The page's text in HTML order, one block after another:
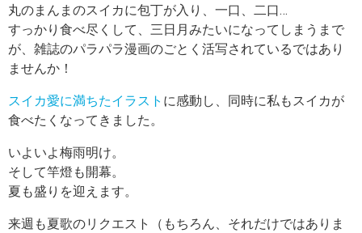
丸のまんまのスイカに包丁が入り、一口、二口…
すっかり食べ尽くして、三日月みたいになってしまうまで
が、雑誌のパラパラ漫画のごとく活写されているではあり
ませんか！
スイカ愛に満ちたイラスト に感動し、同時に私もスイカが
食べたくなってきました。
いよいよ梅雨明け。
そして竿燈も開幕。
夏も盛りを迎えます。
来週も夏歌のリクエスト（もちろん、それだけではありま